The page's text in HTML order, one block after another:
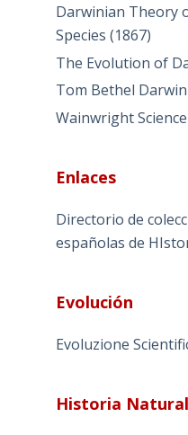
Darwinian Theory
Species (1867)
The Evolution of
Tom Bethel
Wainwright Science
Enlaces
Directorio de
españolas de
Evolución
Evoluzione
Historia Natural